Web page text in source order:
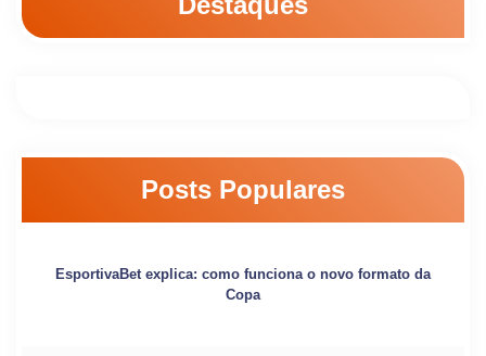
Posts Populares
EsportivaBet explica: como funciona o novo formato da
Copa